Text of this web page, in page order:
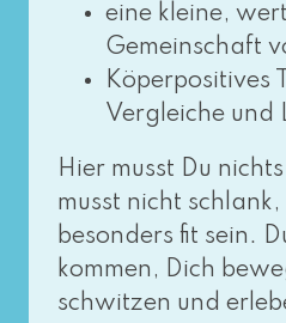
eine klei­ne,
Gemeinschaft
Köperpositives
Vergleiche und
Hier musst Du
musst nicht
beson­ders fit sein.
kom­men, Dich
schwit­zen und